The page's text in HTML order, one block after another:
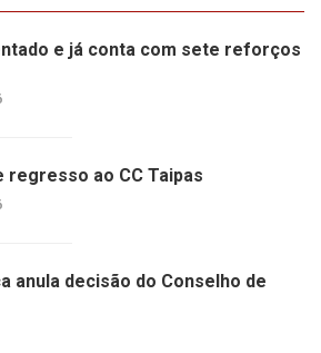
e já conta com sete reforços
regresso ao CC Taipas
anula decisão do Conselho de